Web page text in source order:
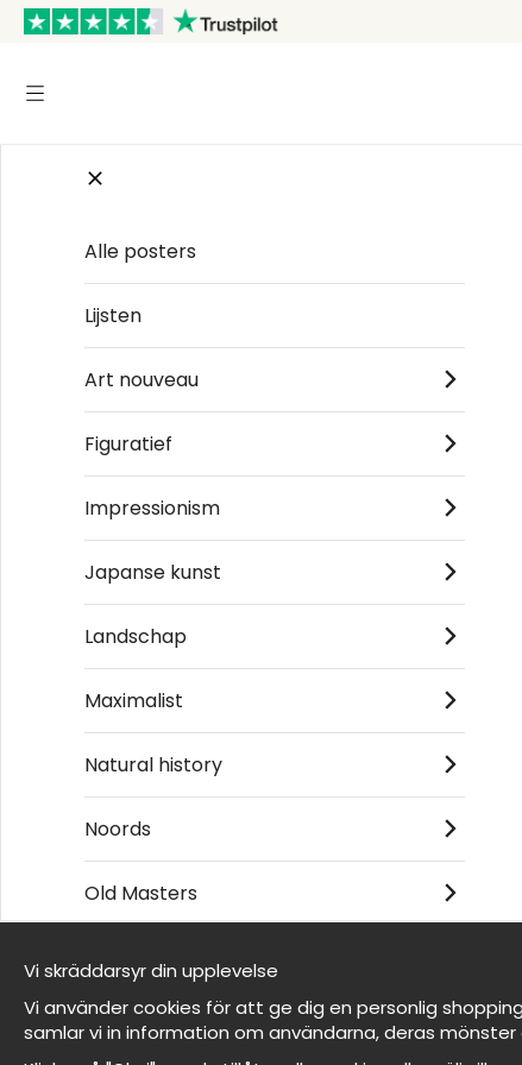
Kontakta oss
- Returer och
- Leverans -
Om cookies
Mina favoriter
Et harum quidem rerum facilis est et expedita
Alle posters
Lijsten
Art nouveau
Figuratief
Impressionism
Japanse kunst
Landschap
Maximalist
Natural history
Noords
Old Masters
Wij zijn Wallnest
FAQ
Vi skräddarsyr din upplevelse
Vi använder cookies för att ge dig en personlig
samlar vi in information om användarna, deras